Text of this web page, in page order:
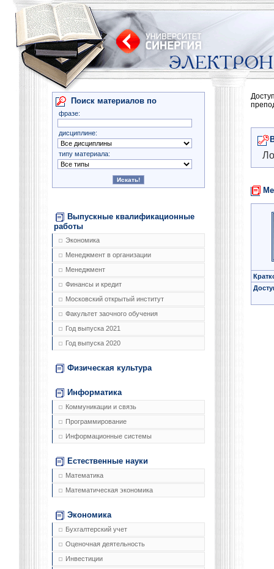
Поиск материалов по
фразе:
дисциплине:
типу материала:
Выпускные квалификационные
работы
Экономика
Менеджмент в организации
Менеджмент
Финансы и кредит
Московский открытый институт
Факультет заочного обучения
Год выпуска 2021
Год выпуска 2020
Физическая культура
Информатика
Коммуникации и связь
Программирование
Информационные системы
Естественные науки
Математика
Математическая экономика
Экономика
Бухгалтерский учет
Оценочная деятельность
Инвестиции